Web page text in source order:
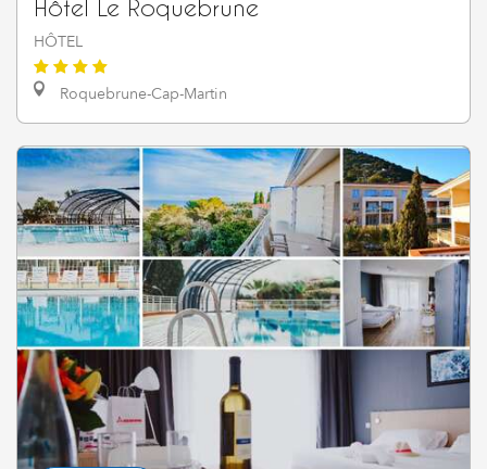
Hôtel Le Roquebrune
HÔTEL
Roquebrune-Cap-Martin